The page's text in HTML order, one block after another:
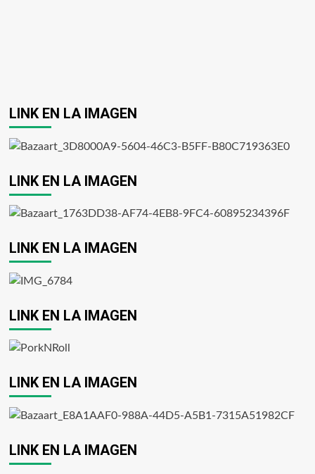
LINK EN LA IMAGEN
LINK EN LA IMAGEN
LINK EN LA IMAGEN
LINK EN LA IMAGEN
LINK EN LA IMAGEN
LINK EN LA IMAGEN